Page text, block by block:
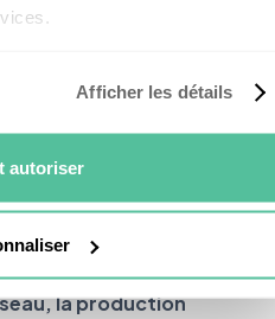
Afficher les détails
autoriser
à
fonctionner correctement.
la production